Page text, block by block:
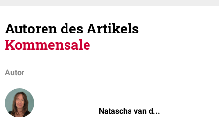
Autoren des Artikels
Kommensale
Autor
Natascha van den Höfel